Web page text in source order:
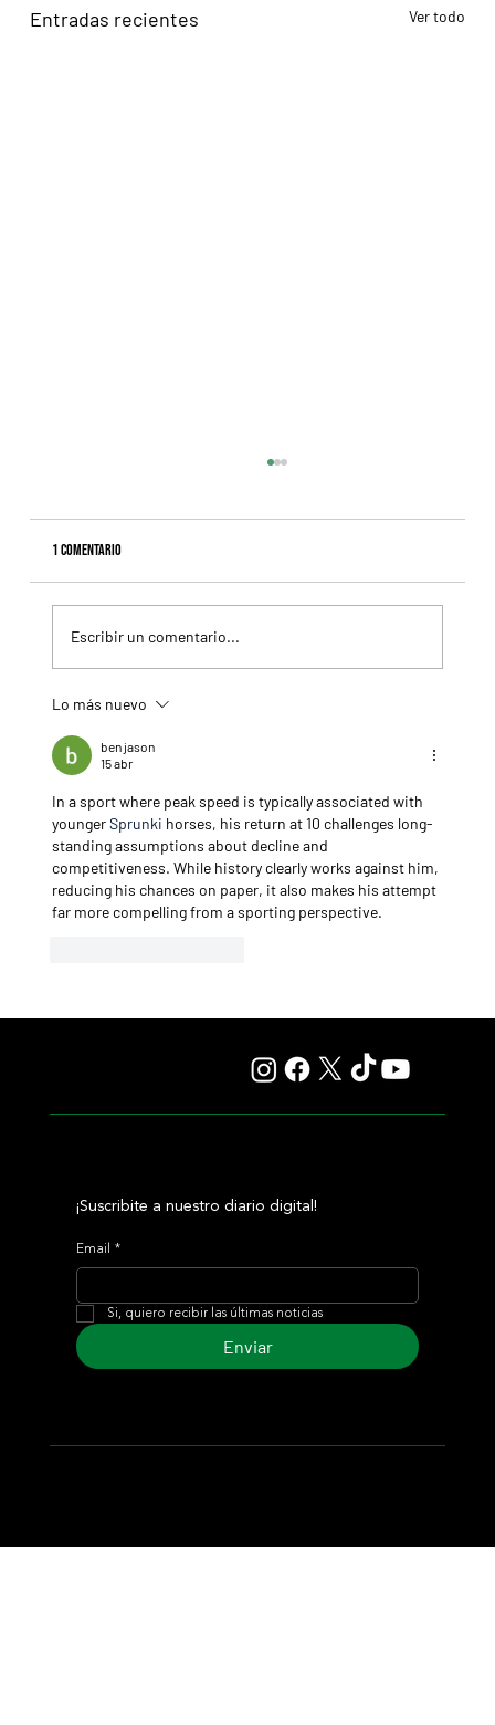
Entradas recientes Ver todo
tope en las estadísticas
1 comentario
Escribir un comentario...
Lo más nuevo
ben jason
15 abr
In a sport where peak speed is typically associated with
younger Sprunki horses, his return at 10 challenges long-
standing assumptions about decline and
competitiveness. While history clearly works against him,
reducing his chances on paper, it also makes his attempt
far more compelling from a sporting perspective.
¡Suscribite a nuestro diario digital!
Email *
Si, quiero recibir las últimas noticias
Enviar